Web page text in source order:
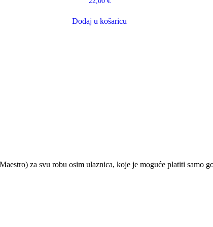
Dodaj u košaricu
za svu robu osim ulaznica, koje je moguće platiti samo